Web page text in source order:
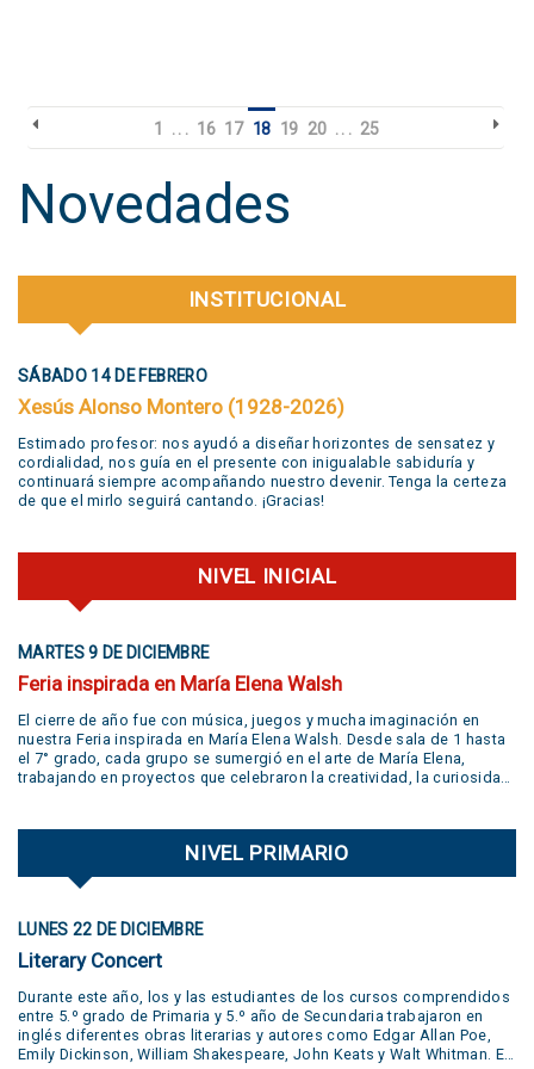
1 . . . 16 17 18 19 20 . . . 25
Novedades
INSTITUCIONAL
SÁBADO 14 DE FEBRERO
Xesús Alonso Montero (1928-2026)
Estimado profesor: nos ayudó a diseñar horizontes de sensatez y
cordialidad, nos guía en el presente con inigualable sabiduría y
continuará siempre acompañando nuestro devenir. Tenga la certeza
de que el mirlo seguirá cantando. ¡Gracias!
NIVEL INICIAL
MARTES 9 DE DICIEMBRE
Feria inspirada en María Elena Walsh
El cierre de año fue con música, juegos y mucha imaginación en
nuestra Feria inspirada en María Elena Walsh. Desde sala de 1 hasta
el 7° grado, cada grupo se sumergió en el arte de María Elena,
trabajando en proyectos que celebraron la creatividad, la curiosidad,
@jivers.swing por sumarse a cerrar la jornada con su música.
¡Gracias por el talento y la alegría que nos compartieron! VER VIDEO
NIVEL PRIMARIO
LUNES 22 DE DICIEMBRE
Literary Concert
Durante este año, los y las estudiantes de los cursos comprendidos
entre 5.º grado de Primaria y 5.º año de Secundaria trabajaron en
inglés diferentes obras literarias y autores como Edgar Allan Poe,
Emily Dickinson, William Shakespeare, John Keats y Walt Whitman. En